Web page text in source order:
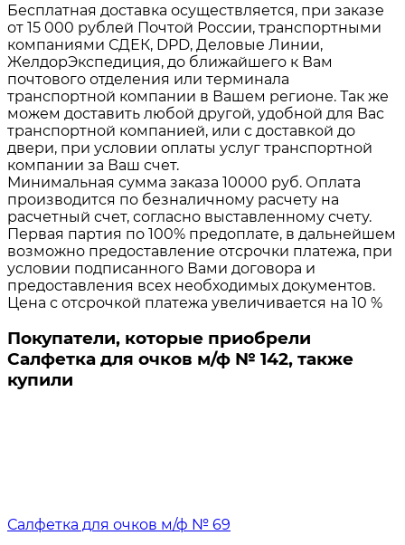
Бесплатная доставка осуществляется, при заказе
от 15 000 рублей Почтой России, транспортными
компаниями СДЕК, DPD, Деловые Линии,
ЖелдорЭкспедиция, до ближайшего к Вам
почтового отделения или терминала
транспортной компании в Вашем регионе. Так же
можем доставить любой другой, удобной для Вас
транспортной компанией, или с доставкой до
двери, при условии оплаты услуг транспортной
компании за Ваш счет.
Минимальная сумма заказа 10000 руб. Оплата
производится по безналичному расчету на
расчетный счет, согласно выставленному счету.
Первая партия по 100% предоплате, в дальнейшем
возможно предоставление отсрочки платежа, при
условии подписанного Вами договора и
предоставления всех необходимых документов.
Цена с отсрочкой платежа увеличивается на 10 %
Покупатели, которые приобрели
Салфетка для очков м/ф № 142, также
купили
Салфетка для очков м/ф № 69